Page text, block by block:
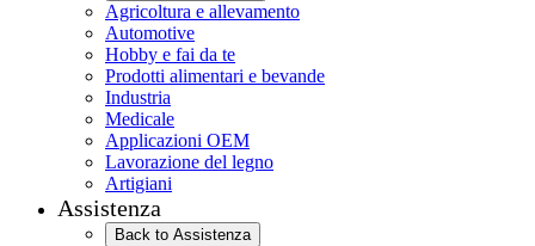
Agricoltura e allevamento
Automotive
Hobby e fai da te
Prodotti alimentari e bevande
Industria
Medicale
Applicazioni OEM
Lavorazione del legno
Artigiani
Assistenza
Back to Assistenza